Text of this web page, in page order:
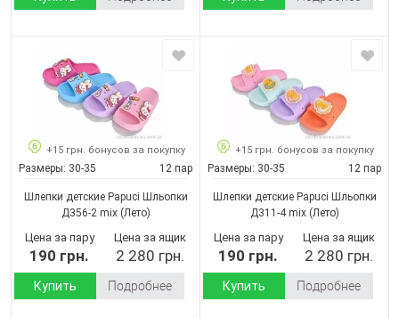
+15 грн. бонусов за покупку
Размеры: 30-35 12 пар
Шлепки детские Papuci Шльопки
Д356-2 mix(Лето)
Цена за пару
190 грн.
Цена за ящик
2 280 грн.
Купить Подробнее
+15 грн. бонусов за покупку
Размеры: 30-35 12 пар
Шлепки детские Papuci Шльопки
Д311-4 mix(Лето)
Цена за пару
190 грн.
Цена за ящик
2 280 грн.
Купить Подробнее